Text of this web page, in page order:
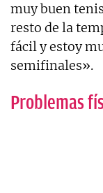
muy buen
resto de la
fácil y estoy
semifinales».
Problemas